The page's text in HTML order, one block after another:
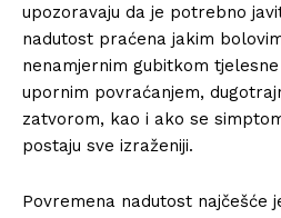
upozoravaju da je potrebno
nadutost praćena jakim
nenamjernim gubitkom
upornim povraćanjem,
zatvorom, kao i ako se
postaju sve izraženiji.
Povremena nadutost najčešće